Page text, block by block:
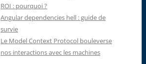
ROI : pourquoi ?
Angular dependencies hell : guide de
survie
Le Model Context Protocol bouleverse
nos interactions avec les machines